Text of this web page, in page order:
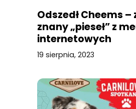
Odszedł Cheems –
znany „pieseł” z
internetowych
19 sierpnia, 2023